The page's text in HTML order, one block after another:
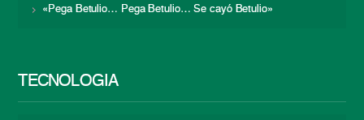
«Pega Betulio… Pega Betulio… Se cayó Betulio»
TECNOLOGÍA